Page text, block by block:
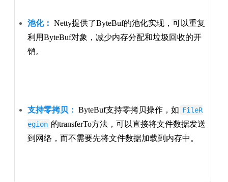
池化： Netty提供了ByteBuf的池化实现，可以重复
利用ByteBuf对象，减少内存分配和垃圾回收的开
销。
支持零拷贝： ByteBuf支持零拷贝操作，如 FileR
egion 的transferTo方法，可以直接将文件数据发送
到网络，而不需要先将文件数据加载到内存中。